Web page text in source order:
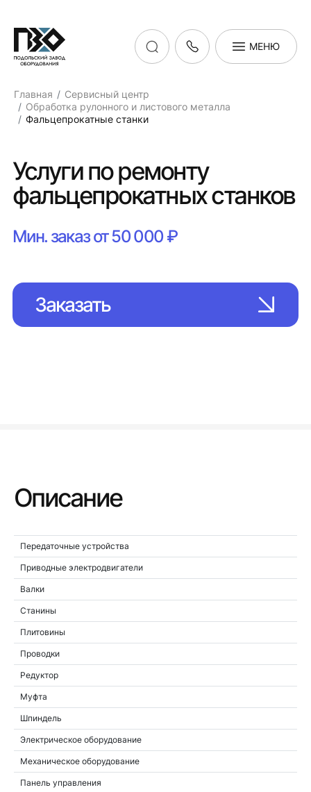
МЕНЮ
Главная
Сервисный центр
Обработка рулонного и листового металла
Фальцепрокатные станки
Услуги по ремонту
фальцепрокатных станков
Мин. заказ от 50 000 ₽
Заказать
Описание
Передаточные устройства
Приводные электродвигатели
Валки
Станины
Плитовины
Проводки
Редуктор
Муфта
Шпиндель
Электрическое оборудование
Механическое оборудование
Панель управления